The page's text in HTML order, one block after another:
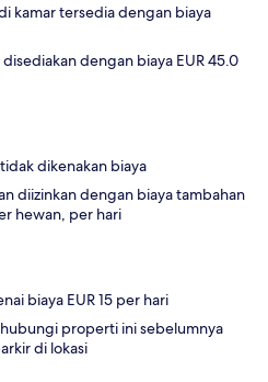
kamar tersedia dengan biaya
dengan biaya EUR 45.0
dikenakan biaya
diizinkan dengan biaya tambahan
hewan, per hari
biaya EUR 15 per hari
properti ini sebelumnya
di lokasi